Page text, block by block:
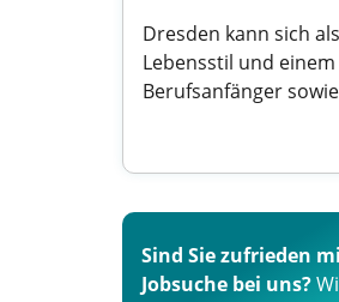
Dresden kann sich
Lebensstil und
Berufsanfänger
Sind Sie zufrieden
Jobsuche bei uns?